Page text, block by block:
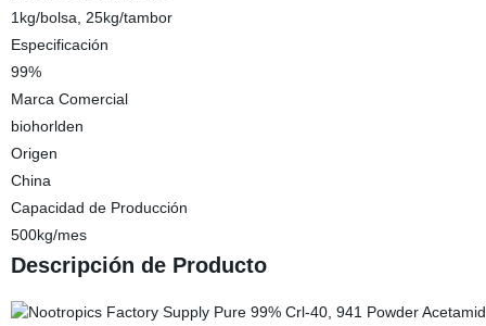
1kg/bolsa, 25kg/tambor
Especificación
99%
Marca Comercial
biohorlden
Origen
China
Capacidad de Producción
500kg/mes
Descripción de Producto